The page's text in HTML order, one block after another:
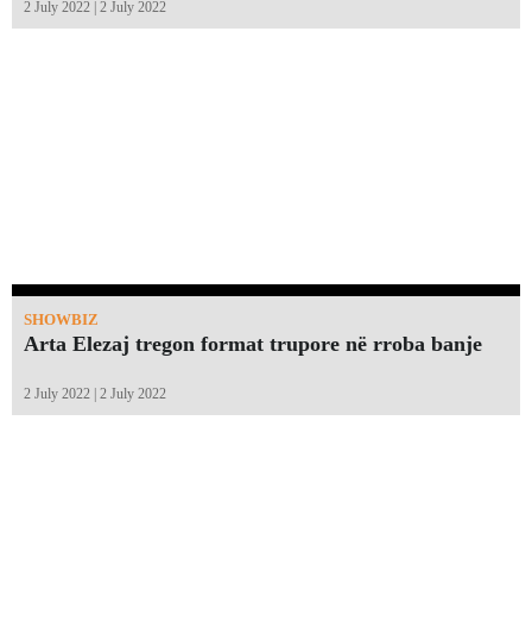
2 July 2022 | 2 July 2022
SHOWBIZ
Arta Elezaj tregon format trupore në rroba banje
2 July 2022 | 2 July 2022